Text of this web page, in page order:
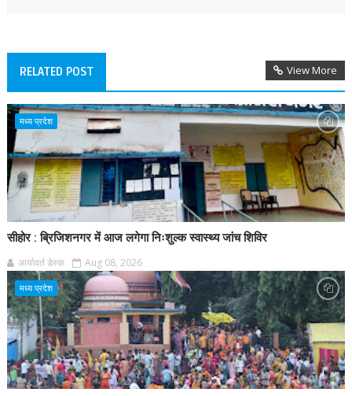
RELATED POST View More
मध्य प्रदेश
सीहोर : ब्रिजिशनगर में आज लगेगा निःशुल्क स्वास्थ्य जांच शिविर
आर्यावर्त डेस्क Aug 08, 2026
मध्य प्रदेश